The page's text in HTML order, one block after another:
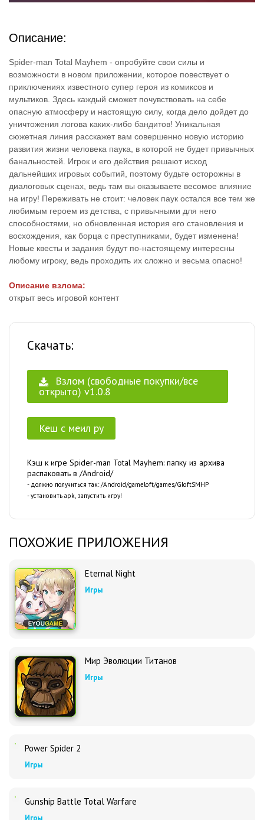
Описание:
Spider-man Total Mayhem - опробуйте свои силы и
возможности в новом приложении, которое повествует о
приключениях известного супер героя из комиксов и
мультиков. Здесь каждый сможет почувствовать на себе
опасную атмосферу и настоящую силу, когда дело дойдет до
уничтожения логова каких-либо бандитов! Уникальная
сюжетная линия расскажет вам совершенно новую историю
развития жизни человека паука, в которой не будет привычных
банальностей. Игрок и его действия решают исход
дальнейших игровых событий, поэтому будьте осторожны в
диалоговых сценах, ведь там вы оказываете весомое влияние
на игру! Переживать не стоит: человек паук остался все тем же
любимым героем из детства, с привычными для него
способностями, но обновленная история его становления и
восхождения, как борца с преступниками, будет изменена!
Новые квесты и задания будут по-настоящему интересны
любому игроку, ведь проходить их сложно и весьма опасно!
Описание взлома:
открыт весь игровой контент
Скачать:
Взлом (свободные покупки/все
открыто) v1.0.8
Кеш с меил ру
Кэш к игре Spider-man Total Mayhem: папку из архива
распаковать в /Android/
- должно получиться так: /Android/gameloft/games/GloftSMHP
- установить apk, запустить игру!
ПОХОЖИЕ ПРИЛОЖЕНИЯ
Eternal Night
Игры
Мир Эволюции Титанов
Игры
Power Spider 2
Игры
Gunship Battle Total Warfare
Игры